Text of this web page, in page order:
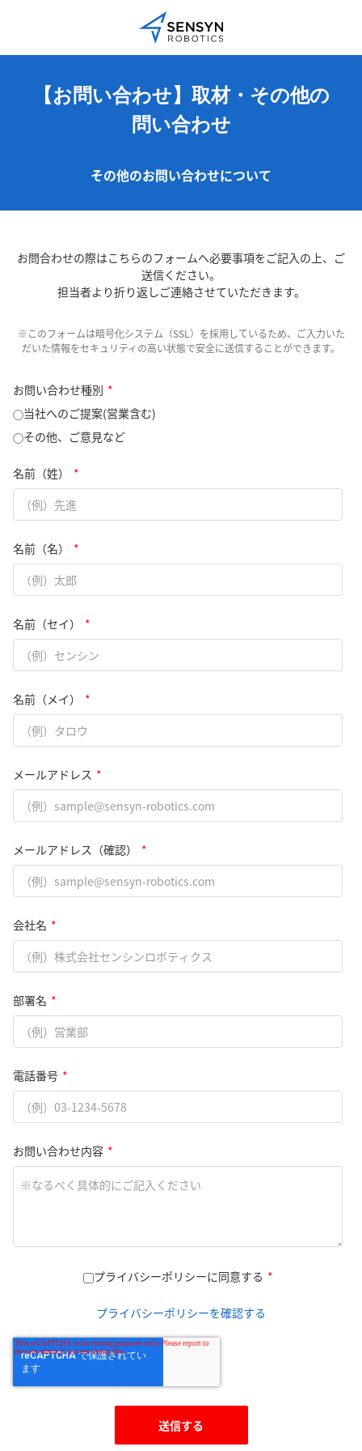
【お問い合わせ】取材・その他の
問い合わせ
その他のお問い合わせについて
お問合わせの際はこちらのフォームへ必要事項をご記入の上、ご
送信ください。
担当者より折り返しご連絡させていただきます。
※このフォームは暗号化システム（SSL）を採用しているため、ご入力いた
だいた情報をセキュリティの高い状態で安全に送信することができます。
お問い合わせ種別 *
当社へのご提案(営業含む)
その他、ご意見など
名前（姓） *
名前（名） *
名前（セイ） *
名前（メイ） *
メールアドレス *
メールアドレス（確認） *
会社名 *
部署名 *
電話番号 *
お問い合わせ内容 *
プライバシーポリシーに同意する *
プライバシーポリシーを確認する